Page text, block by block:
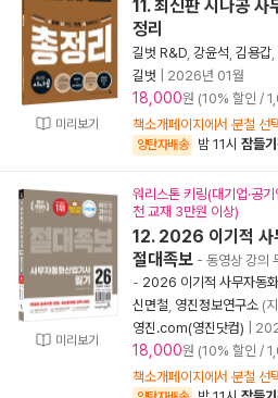
미리보기
11. 최신판 시나공 사
정리
길벗 R&D 강윤석 김용갑
길벗
2026년 01월
18,000원 (10% 할인 /
책소개페이지에서 분철 선
양탄자배송 밤 11시 잠들
미리보기
워리스톤 키링(대기업·공
천 교재 3만원 이상)
12. 2026 이기적 사
절대족보 - 동영상 강의
- 2026 이기적 사무자동
신면철 영진정보연구소 (
영진.com(영진닷컴)
18,000원 (10% 할인 /
책소개페이지에서 분철 선